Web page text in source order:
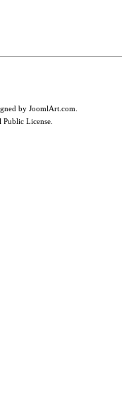
by JoomlArt.com
Public License.